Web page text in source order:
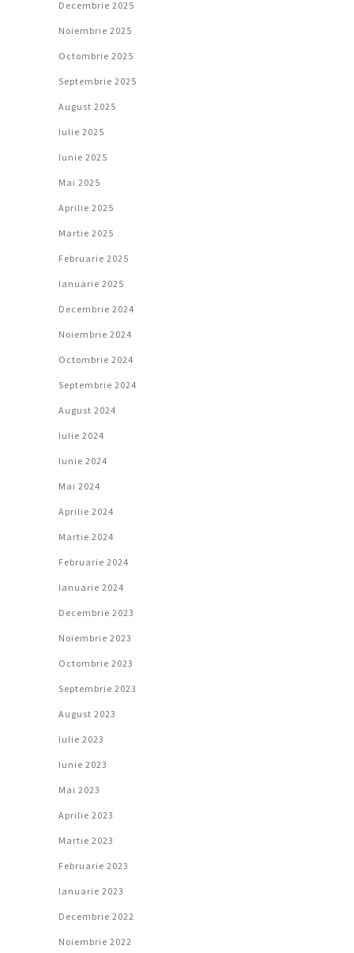
Decembrie 2025
Noiembrie 2025
Octombrie 2025
Septembrie 2025
August 2025
Iulie 2025
Iunie 2025
Mai 2025
Aprilie 2025
Martie 2025
Februarie 2025
Ianuarie 2025
Decembrie 2024
Noiembrie 2024
Octombrie 2024
Septembrie 2024
August 2024
Iulie 2024
Iunie 2024
Mai 2024
Aprilie 2024
Martie 2024
Februarie 2024
Ianuarie 2024
Decembrie 2023
Noiembrie 2023
Octombrie 2023
Septembrie 2023
August 2023
Iulie 2023
Iunie 2023
Mai 2023
Aprilie 2023
Martie 2023
Februarie 2023
Ianuarie 2023
Decembrie 2022
Noiembrie 2022